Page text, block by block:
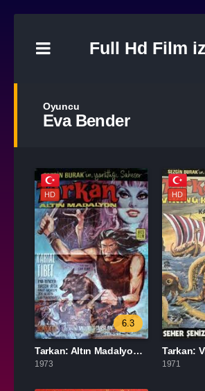
Full Hd Film
Oyuncu
Eva Bender
HD
6.3
Tarkan: Altın Madalyon izle
1973
HD
Tarkan:
1971